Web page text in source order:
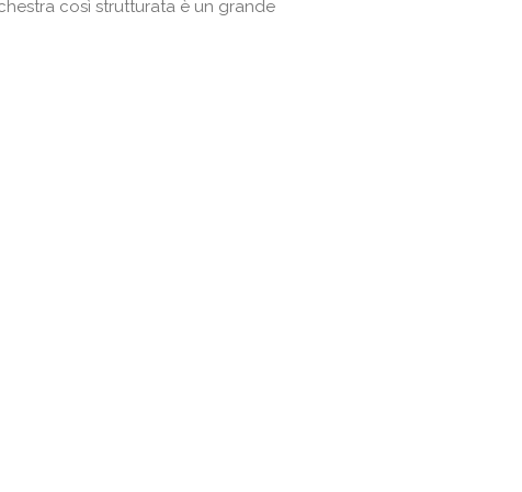
così strutturata è un grande